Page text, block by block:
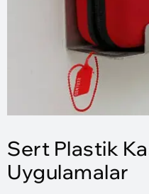
Sert Plastik
Uygulamalar